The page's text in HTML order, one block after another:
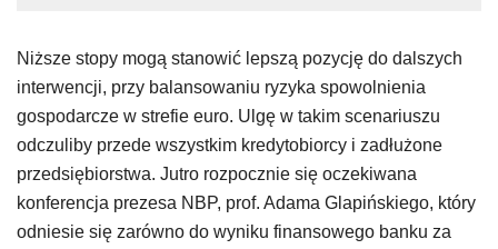
Niższe stopy mogą stanowić lepszą pozycję do dalszych
interwencji, przy balansowaniu ryzyka spowolnienia
gospodarcze w strefie euro. Ulgę w takim scenariuszu
odczuliby przede wszystkim kredytobiorcy i zadłużone
przedsiębiorstwa. Jutro rozpocznie się oczekiwana
konferencja prezesa NBP, prof. Adama Glapińskiego, który
odniesie się zarówno do wyniku finansowego banku za